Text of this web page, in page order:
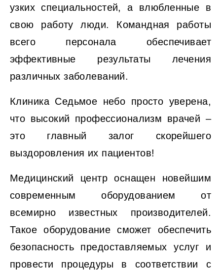
узких специальностей, а влюбленные в
свою работу люди. Командная работы
всего персонала обеспечивает
эффективные результаты лечения
различных заболеваний.
Клиника Седьмое небо просто уверена,
что высокий профессионализм врачей –
это главный залог скорейшего
выздоровления их пациентов!
Медицинский центр оснащен новейшим
современным оборудованием от
всемирно известных производителей.
Такое оборудование сможет обеспечить
безопасность предоставляемых услуг и
провести процедуры в соответствии с